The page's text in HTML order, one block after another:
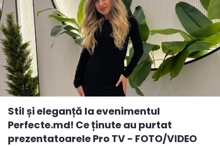
Stil și eleganță la evenimentul
Perfecte.md! Ce ținute au purtat
prezentatoarele Pro TV - FOTO/VIDEO